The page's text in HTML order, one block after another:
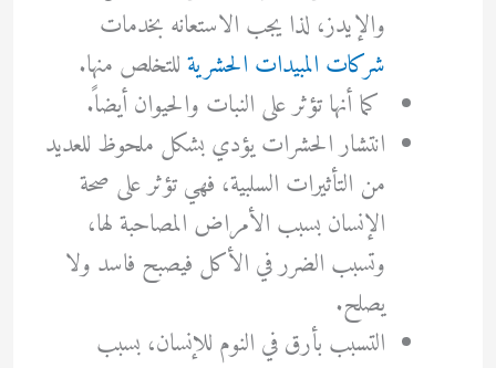
والإيدز، لذا يجب الاستعانه بخدمات
شركات المبيدات الحشريةللتخلص منها.
كما أنها تؤثر على النبات والحيوان أيضاً.
انتشار الحشرات يؤدي بشكل ملحوظ للعديد
من التأثيرات السلبية، فهي تؤثر على صحة
الإنسان بسبب الأمراض المصاحبة لها،
وتسبب الضرر في الأكل فيصبح فاسد ولا
يصلح.
التسبب بأرق في النوم للإنسان، بسبب